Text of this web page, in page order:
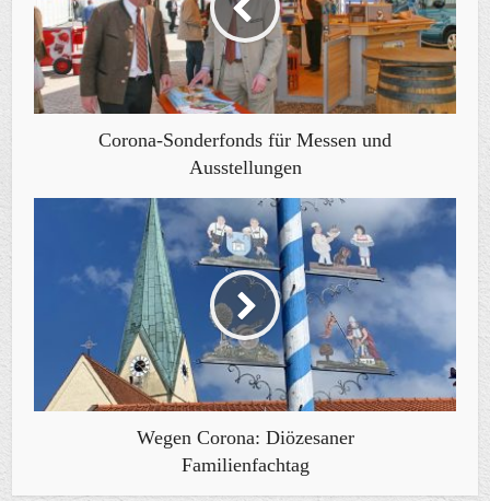
Corona-Sonderfonds für Messen und
Ausstellungen
Wegen Corona: Diözesaner
Familienfachtag